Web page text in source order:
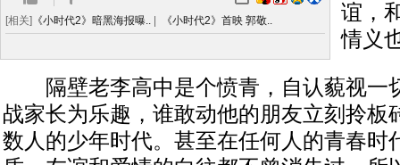
[相关] 《小时代2》暗黑海报曝.. 《小时代2》首映 郭敬..
谊，
情义
隔壁老李高中是个愤青，自认藐视一
战家长为乐趣，谁敢动他的朋友立刻拎板
数人的少年时代。甚至在任何人的青春时